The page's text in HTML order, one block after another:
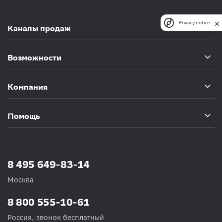
Каналы продаж
Возможности
Компания
Помощь
8 495 649-83-14
Москва
8 800 555-10-61
Россия, звонок бесплатный
Privacy notice